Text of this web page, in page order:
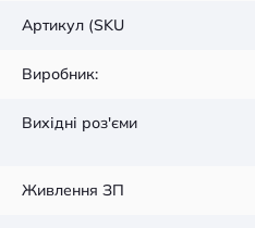
Артикул (SKU
Виробник:
Вихідні роз'єми
Живлення ЗП